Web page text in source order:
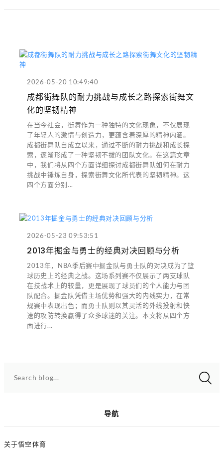
2026-05-20 10:49:40
成都街舞队的耐力挑战与成长之路探索街舞文
化的坚韧精神
在当今社会，街舞作为一种独特的文化现象，不仅展现
了年轻人的激情与创造力，更蕴含着深厚的精神内涵。
成都街舞队自成立以来，通过不断的耐力挑战和成长探
索，逐渐形成了一种坚韧不拔的团队文化。在这篇文章
中，我们将从四个方面详细探讨成都街舞队如何在耐力
挑战中锤炼自身，探索街舞文化所代表的坚韧精神。这
四个方面分别...
2026-05-23 09:53:51
2013年掘金与勇士的经典对决回顾与分析
2013年，NBA季后赛中掘金队与勇士队的对决成为了篮
球历史上的经典之战。这场系列赛不仅展示了两支球队
在技战术上的较量，更是展现了球员们的个人能力与团
队配合。掘金队凭借主场优势和强大的内线实力，在常
规赛中表现出色；而勇士队则以其灵活的外线投射和快
速的攻防转换赢得了众多球迷的关注。本文将从四个方
面进行...
Search blog...
导航
关于悟空体育